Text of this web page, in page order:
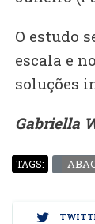
O estudo
escala e
soluções
Gabriella
TAGS: